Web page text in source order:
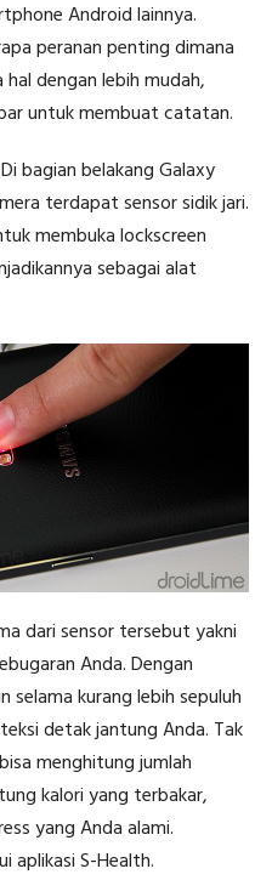
Android lainnya.
peranan penting dimana
dengan lebih mudah,
untuk membuat catatan.
Di bagian belakang Galaxy
terdapat sensor sidik jari.
membuka lockscreen
sebagai alat
dari sensor tersebut yakni
Anda. Dengan
selama kurang lebih sepuluh
detak jantung Anda. Tak
menghitung jumlah
kalori yang terbakar,
yang Anda alami.
aplikasi S-Health.